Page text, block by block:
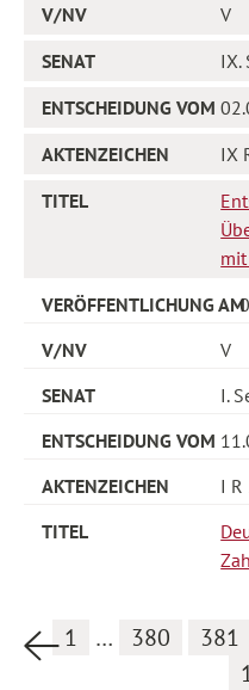
V
IX.
IX
V
I.
I
Vorherige Seite
1 … 380 381